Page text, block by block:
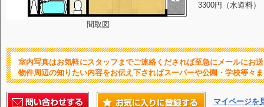
間取図
3300円（水道料）
室内写真はお気軽にスタッフまでご連絡くだされば至急にメールにお
物件周辺の知りたい内容をお伝え下さればスーパーや公園・学校等々
マイページを